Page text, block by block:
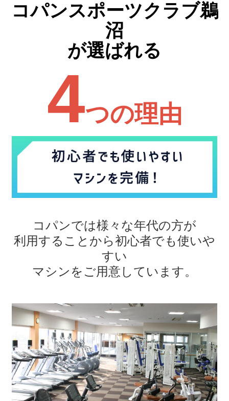
コパンスポーツクラブ鵜
沼
が選ばれる
4つの理由
コパンでは様々な年代の方が
利用することから初心者でも使いや
すい
マシンをご用意しています。